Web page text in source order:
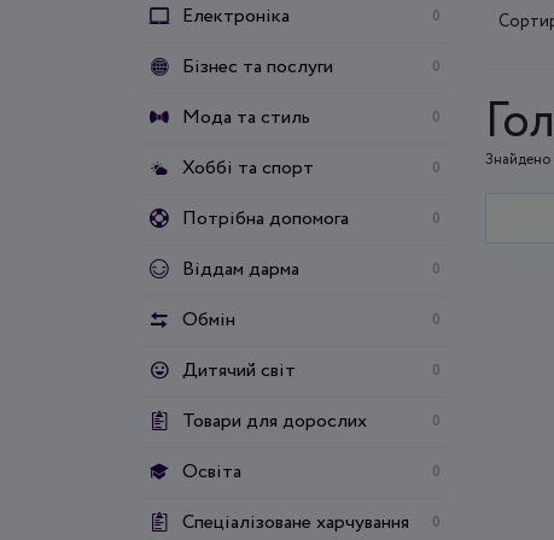
Електроніка 0
Бізнес та послуги 0
Мода та стиль 0
Хоббі та спорт 0
Потрібна допомога 0
Віддам дарма 0
Обмін 0
Дитячий світ 0
Товари для дорослих 0
Освіта 0
Спеціалізоване харчування 0
Знайдено